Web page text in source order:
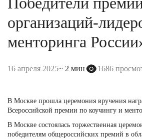
организаций-
менторинга
16 апреля 2025~ 2 мин 1686
В Москве прошла церемония вручения
Всероссийской премии по коучингу и
В Москве состоялась торжественная
победителям общероссийских премий в